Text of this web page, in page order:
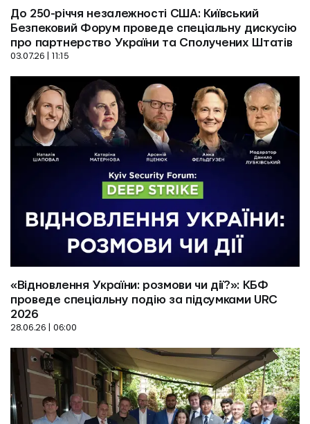
До 250-річчя незалежності США: Київський
Безпековий Форум проведе спеціальну дискусію
про партнерство України та Сполучених Штатів
03.07.26 | 11:15
«Відновлення України: розмови чи дії?»: КБФ
проведе спеціальну подію за підсумками URC
2026
28.06.26 | 06:00